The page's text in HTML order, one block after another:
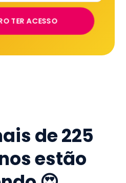
TER ACESSO
de225
estão